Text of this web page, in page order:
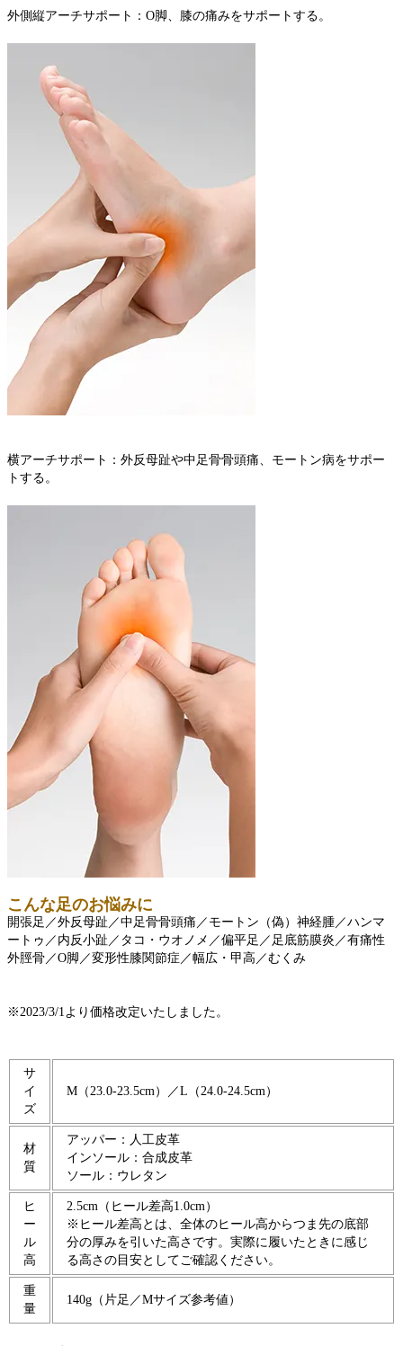
外側縦アーチサポート：O脚、膝の痛みをサポートする。
横アーチサポート：外反母趾や中足骨骨頭痛、モートン病をサポー
トする。
こんな足のお悩みに
開張足／外反母趾／中足骨骨頭痛／モートン（偽）神経腫／ハンマ
ートゥ／内反小趾／タコ・ウオノメ／偏平足／足底筋膜炎／有痛性
外脛骨／O脚／変形性膝関節症／幅広・甲高／むくみ
※2023/3/1より価格改定いたしました。
サ
イ
ズ
M（23.0-23.5cm）／L（24.0-24.5cm）
材
質
アッパー：人工皮革
インソール：合成皮革
ソール：ウレタン
ヒ
ー
ル
高
2.5cm（ヒール差高1.0cm）
※ヒール差高とは、全体のヒール高からつま先の底部
分の厚みを引いた高さです。実際に履いたときに感じ
る高さの目安としてご確認ください。
重
量
140g（片足／Mサイズ参考値）